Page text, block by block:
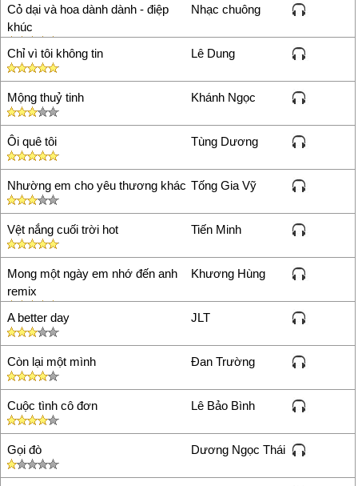
hay
khong hay
Tam dc
xin tao giúp em nhạc chuông
mang tên ký nha
thành29/09/13 12:07
nhac chuong
Nguyễn Hiền30/09/13 14:47
Hay quá..... Ai biết bài nè là
Pham Ngoc tram
05/10/13
cho iPhone bai nhac khong Loi
phung15/10/13 22:33
MARi18/10/13 0:27
nguyen quang trieu 28/10/13
Cỏ dại và hoa dành dành - điệp
khúc
Nhạc chuông
Chỉ vì tôi không tin Lê Dung
Mộng thuỷ tinh Khánh Ngọc
Ôi quê tôi Tùng Dương
Nhường em cho yêu thương khác Tống Gia Vỹ
Vệt nắng cuối trời hot Tiến Minh
Mong một ngày em nhớ đến anh
remix
Khương Hùng
A better day JLT
Còn lại một mình Đan Trường
Cuộc tình cô đơn Lê Bảo Bình
Gọi đò Dương Ngọc Thái